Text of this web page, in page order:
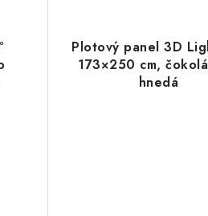
Plotový panel 3D
173×250 cm,
hnedá